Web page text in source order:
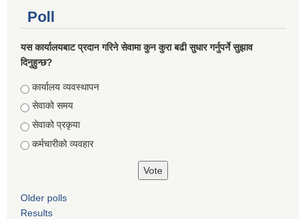
Poll
यस कार्यालयबाट प्रदान गरिने सेवामा कुन कुरा बढी सुधार गर्नुपर्ने सुझाव
दिनुहुन्छ?
Choices
कार्यालय व्यवस्थापन
सेवाको समय
सेवाको प्रकृया
कर्मचारीको व्यवहार
Older polls
Results